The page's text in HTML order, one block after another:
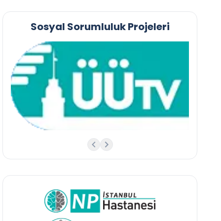
Sosyal Sorumluluk Projeleri